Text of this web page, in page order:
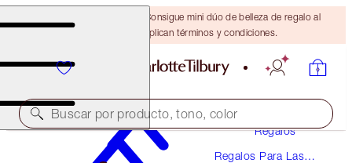
¡ÚLTIMA OPORTUNIDAD! Consigue mini dúo de belleza de regalo al
gastar $110 Se aplican términos y condiciones.
Buscar por producto, tono, color
Regalos
Regalos Para Las